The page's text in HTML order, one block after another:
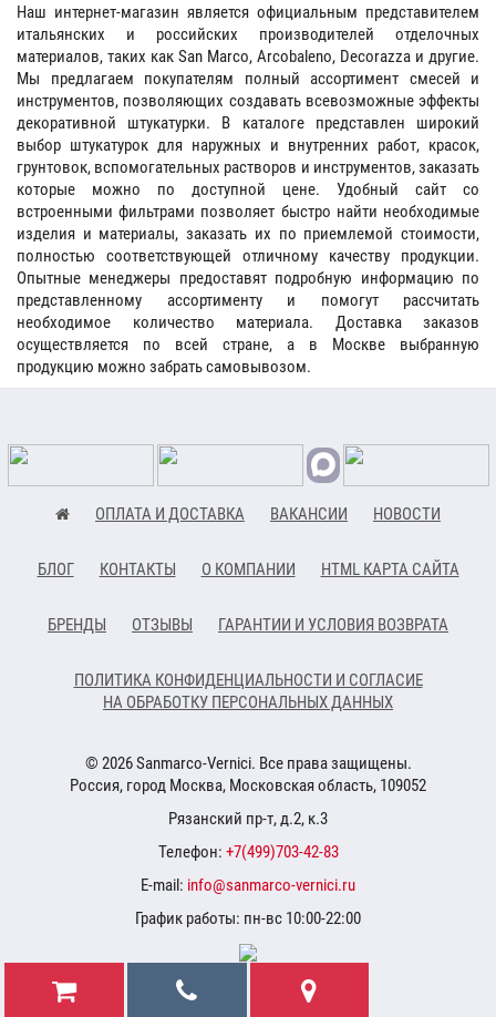
Наш интернет-магазин является официальным представителем
итальянских и российских производителей отделочных
материалов, таких как San Marco, Arcobaleno, Decorazza и другие.
Мы предлагаем покупателям полный ассортимент смесей и
инструментов, позволяющих создавать всевозможные эффекты
декоративной штукатурки. В каталоге представлен широкий
выбор штукатурок для наружных и внутренних работ, красок,
грунтовок, вспомогательных растворов и инструментов, заказать
которые можно по доступной цене. Удобный сайт со
встроенными фильтрами позволяет быстро найти необходимые
изделия и материалы, заказать их по приемлемой стоимости,
полностью соответствующей отличному качеству продукции.
Опытные менеджеры предоставят подробную информацию по
представленному ассортименту и помогут рассчитать
необходимое количество материала. Доставка заказов
осуществляется по всей стране, а в Москве выбранную
продукцию можно забрать самовывозом.
ОПЛАТА И ДОСТАВКА ВАКАНСИИ НОВОСТИ
БЛОГ КОНТАКТЫ О КОМПАНИИ HTML КАРТА САЙТА
БРЕНДЫ ОТЗЫВЫ ГАРАНТИИ И УСЛОВИЯ ВОЗВРАТА
ПОЛИТИКА КОНФИДЕНЦИАЛЬНОСТИ И СОГЛАСИЕ
НА ОБРАБОТКУ ПЕРСОНАЛЬНЫХ ДАННЫХ
© 2026 Sanmarco-Vernici. Все права защищены.
Россия, город Москва, Московская область, 109052
Рязанский пр-т, д.2, к.3
Телефон: +7(499)703-42-83
E-mail: info@sanmarco-vernici.ru
График работы: пн-вс 10:00-22:00